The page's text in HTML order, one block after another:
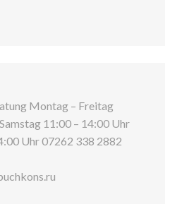
Montag – Freitag
11:00 – 14:00 Uhr
Uhr 07262 338 2882